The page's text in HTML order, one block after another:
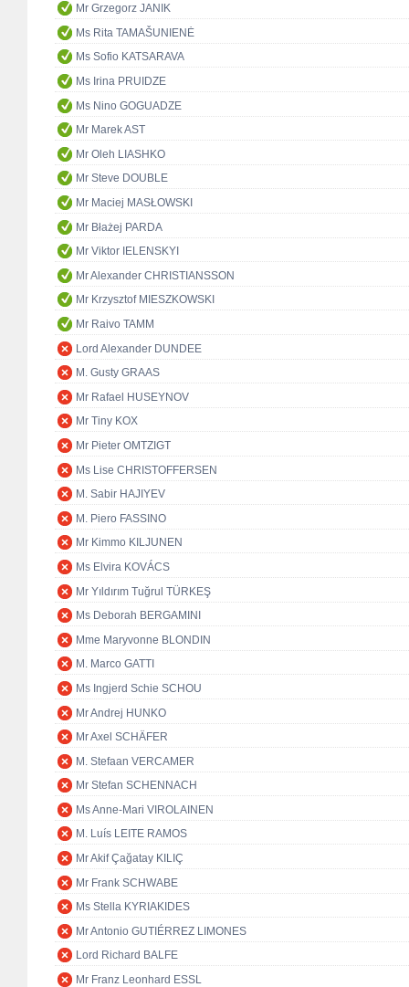
Mr Grzegorz JANIK
Ms Rita TAMAŠUNIENĖ
Ms Sofio KATSARAVA
Ms Irina PRUIDZE
Ms Nino GOGUADZE
Mr Marek AST
Mr Oleh LIASHKO
Mr Steve DOUBLE
Mr Maciej MASŁOWSKI
Mr Błażej PARDA
Mr Viktor IELENSKYI
Mr Alexander CHRISTIANSSON
Mr Krzysztof MIESZKOWSKI
Mr Raivo TAMM
Lord Alexander DUNDEE
M. Gusty GRAAS
Mr Rafael HUSEYNOV
Mr Tiny KOX
Mr Pieter OMTZIGT
Ms Lise CHRISTOFFERSEN
M. Sabir HAJIYEV
M. Piero FASSINO
Mr Kimmo KILJUNEN
Ms Elvira KOVÁCS
Mr Yıldırım Tuğrul TÜRKEŞ
Ms Deborah BERGAMINI
Mme Maryvonne BLONDIN
M. Marco GATTI
Ms Ingjerd Schie SCHOU
Mr Andrej HUNKO
Mr Axel SCHÄFER
M. Stefaan VERCAMER
Mr Stefan SCHENNACH
Ms Anne-Mari VIROLAINEN
M. Luís LEITE RAMOS
Mr Akif Çağatay KILIÇ
Mr Frank SCHWABE
Ms Stella KYRIAKIDES
Mr Antonio GUTIÉRREZ LIMONES
Lord Richard BALFE
Mr Franz Leonhard ESSL